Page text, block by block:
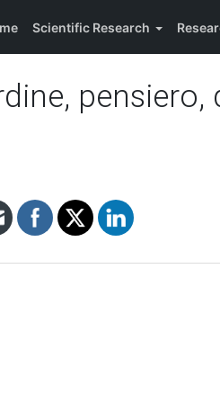
Scientific Research
pensiero,